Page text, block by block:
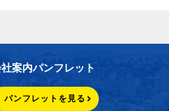
案内パンフレット
パンフレットを見る